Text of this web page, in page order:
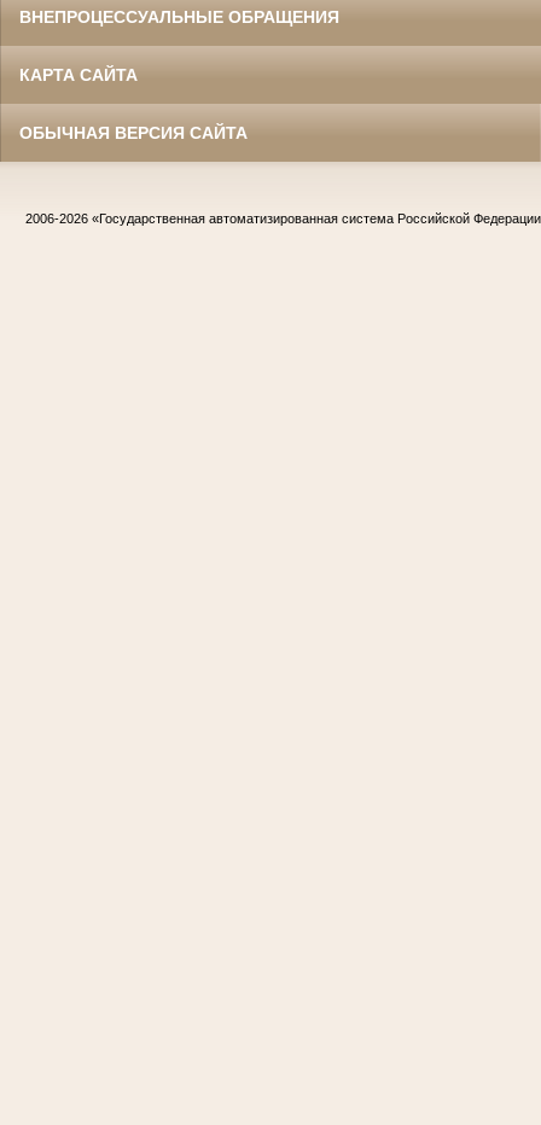
ВНЕПРОЦЕССУАЛЬНЫЕ ОБРАЩЕНИЯ
КАРТА САЙТА
ОБЫЧНАЯ ВЕРСИЯ САЙТА
2006-2026 «Государственная автоматизированная система Российской